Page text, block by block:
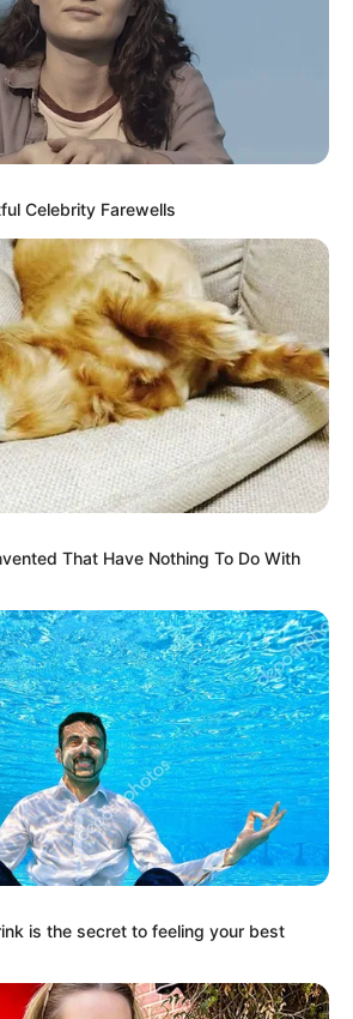
Artes
bolo fake para se
sabe como fazer os mais
bolo fake, se inspire com alguns
deixar a sua festa ainda
desde os mais rústicos até
Celebrity Farewells
That Have Nothing To Do With
is the secret to feeling your best